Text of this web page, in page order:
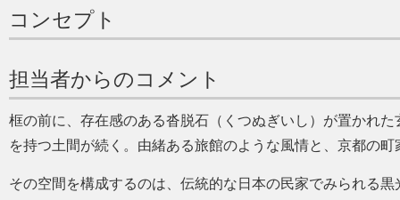
コンセプト
担当者からのコメント
框の前に、存在感のある沓脱石（くつぬぎいし）が置かれ
を持つ土間が続く。由緒ある旅館のような風情と、京都の
その空間を構成するのは、伝統的な日本の民家でみられる